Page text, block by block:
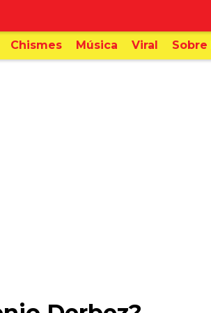
Chismes Música Viral Sobre